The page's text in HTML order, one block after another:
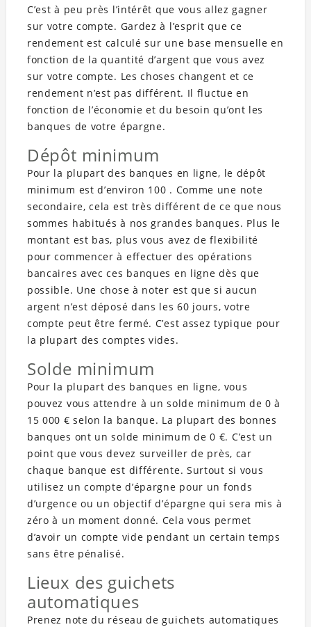
C’est à peu près l’intérêt que vous allez gagner
sur votre compte. Gardez à l’esprit que ce
rendement est calculé sur une base mensuelle en
fonction de la quantité d’argent que vous avez
sur votre compte. Les choses changent et ce
rendement n’est pas différent. Il fluctue en
fonction de l’économie et du besoin qu’ont les
banques de votre épargne.
Dépôt minimum
Pour la plupart des banques en ligne, le dépôt
minimum est d’environ 100 . Comme une note
secondaire, cela est très différent de ce que nous
sommes habitués à nos grandes banques. Plus le
montant est bas, plus vous avez de flexibilité
pour commencer à effectuer des opérations
bancaires avec ces banques en ligne dès que
possible. Une chose à noter est que si aucun
argent n’est déposé dans les 60 jours, votre
compte peut être fermé. C’est assez typique pour
la plupart des comptes vides.
Solde minimum
Pour la plupart des banques en ligne, vous
pouvez vous attendre à un solde minimum de 0 à
15 000 € selon la banque. La plupart des bonnes
banques ont un solde minimum de 0 €. C’est un
point que vous devez surveiller de près, car
chaque banque est différente. Surtout si vous
utilisez un compte d’épargne pour un fonds
d’urgence ou un objectif d’épargne qui sera mis à
zéro à un moment donné. Cela vous permet
d’avoir un compte vide pendant un certain temps
sans être pénalisé.
Lieux des guichets
automatiques
Prenez note du réseau de guichets automatiques